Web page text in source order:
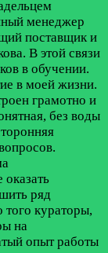
менеджер
поставщик и
В этой связи
в обучении.
в моей жизни.
грамотно и
без воды
ряд
того кураторы,
на
опыт работы